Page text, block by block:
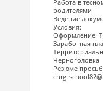
Работа в
родителями
Ведение
Условия:
Оформление:
Заработная
Черноголовка
Резюме